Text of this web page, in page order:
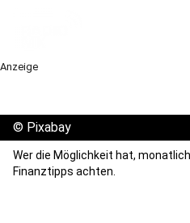
Anzeige
© Pixabay
Wer die Möglichkeit hat,
Finanztipps achten.